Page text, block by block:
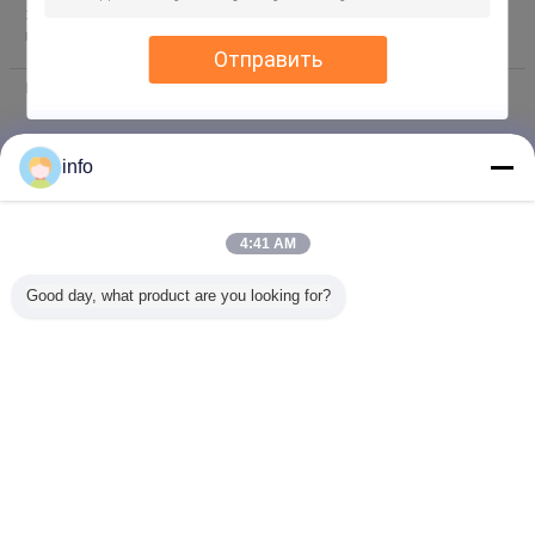
Отправить
Электронная
почта :
Mrs. Alicia (Changshu Sysen glass products Co. Ltd.)
Профессия :
Телефон :
+8613913695002 Whatsapp
info
4:41 AM
Good day, what product are you looking for?